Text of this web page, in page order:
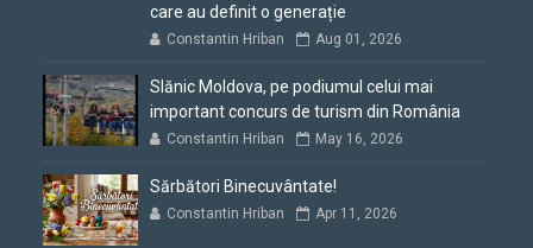
care au definit o generație
Constantin Hriban Aug 01, 2026
Slănic Moldova, pe podiumul celui mai
important concurs de turism din România
Constantin Hriban May 16, 2026
Sărbători Binecuvântate!
Constantin Hriban Apr 11, 2026